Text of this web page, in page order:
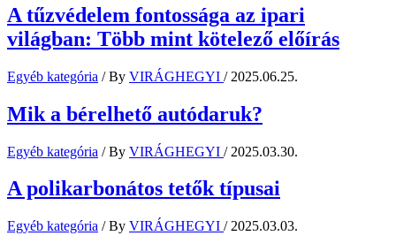
A tűzvédelem fontossága az ipari
világban: Több mint kötelező előírás
Egyéb kategória / By VIRÁGHEGYI / 2025.06.25.
Mik a bérelhető autódaruk?
Egyéb kategória / By VIRÁGHEGYI / 2025.03.30.
A polikarbonátos tetők típusai
Egyéb kategória / By VIRÁGHEGYI / 2025.03.03.